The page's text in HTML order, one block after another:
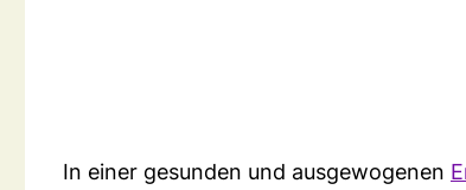
In einer gesunden und ausgewogenen